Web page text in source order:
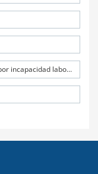
Régimen de Licencias médicas y Subsidios por incapacidad laboral (SIL)